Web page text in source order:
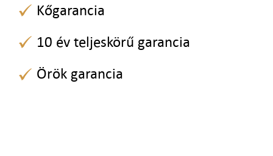
Kőgarancia
10 év teljeskörű garancia
Örök garancia